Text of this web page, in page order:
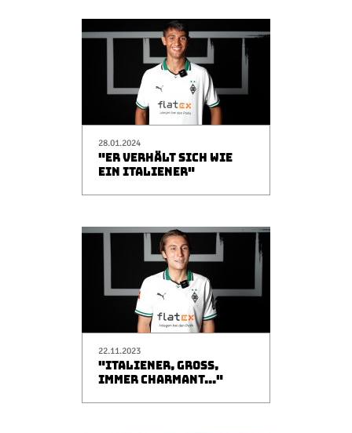
28.01.2024
"ER VERHÄLT SICH WIE
EIN ITALIENER"
22.11.2023
"ITALIENER, GROSS, I
MMER CHARMANT..."